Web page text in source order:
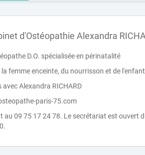
d'Ostéopathie Alexandra
D.O. spécialisée en périnatalité
femme enceinte, du nourrisson et de l'enfant
Alexandra RICHARD
paris-75.com
au 09 75 17 24 78. Le secrétariat est ouvert